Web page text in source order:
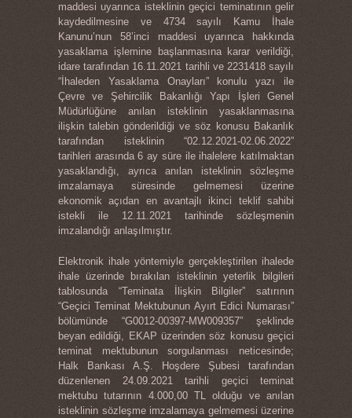
maddesi uyarınca isteklinin geçici teminatının gelir
kaydedilmesine ve 4734 sayılı Kamu İhale
Kanunu’nun 58’inci maddesi uyarınca hakkında
yasaklama işlemine başlanmasına karar verildiği,
idare tarafından 16.11.2021 tarihli ve 2231418 sayılı
“İhaleden Yasaklama Onayları” konulu yazı ile
Çevre ve Şehircilik Bakanlığı Yapı İşleri Genel
Müdürlüğüne anılan isteklinin yasaklanmasına
ilişkin talebin gönderildiği ve söz konusu Bakanlık
tarafından isteklinin “02.12.2021-02.06.2022”
tarihleri arasında 6 ay süre ile ihalelere katılmaktan
yasaklandığı, ayrıca anılan isteklinin sözleşme
imzalamaya süresinde gelmemesi üzerine
ekonomik açıdan en avantajlı ikinci teklif sahibi
istekli ile 12.11.2021 tarihinde sözleşmenin
imzalandığı anlaşılmıştır.
Elektronik ihale yöntemiyle gerçekleştirilen ihalede
ihale üzerinde bırakılan isteklinin yeterlik bilgileri
tablosunda “Teminata İlişkin Bilgiler” satırının
“Geçici Teminat Mektubunun Ayırt Edici Numarası”
bölümünde “G0012-00397-MW009357” şeklinde
beyan edildiği, EKAP üzerinden söz konusu geçici
teminat mektubunun sorgulanması neticesinde;
Halk Bankası A.Ş. Hoşdere Şubesi tarafından
düzenlenen 24.09.2021 tarihli geçici teminat
mektubu tutarının 4.000,00 TL olduğu ve anılan
isteklinin sözleşme imzalamaya gelmemesi üzerine